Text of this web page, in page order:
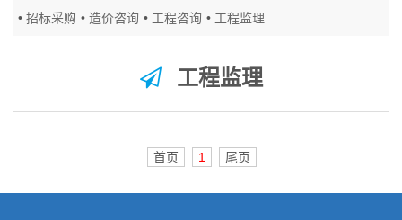
招标采购 造价咨询 工程咨询 工程监理
工程监理
首页 1 尾页